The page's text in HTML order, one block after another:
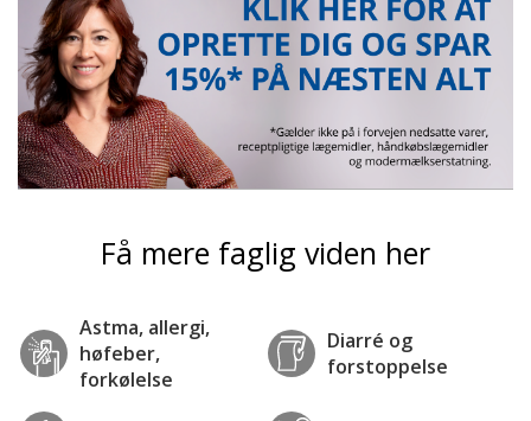
Få mere faglig viden her
Astma, allergi,
høfeber,
forkølelse
Diarré og
forstoppelse